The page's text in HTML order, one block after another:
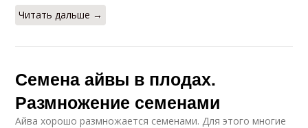
Читать дальше →
Семена айвы в плодах.
Размножение семенами
Айва хорошо размножается семенами. Для этого многие